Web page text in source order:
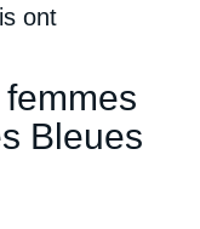
ont
Bleues